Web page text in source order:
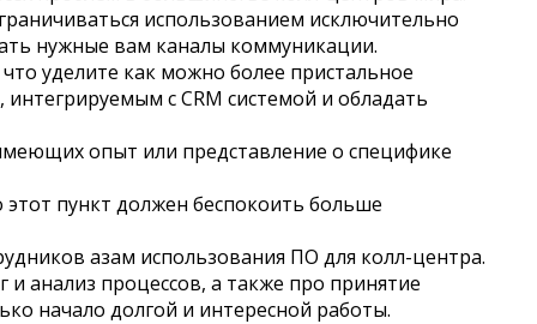
использованием исключительно
нужные вам каналы коммуникации.
уделите как можно более пристальное
с CRM системой и обладать
опыт или представление о специфике
пункт должен беспокоить больше
азам использования ПО для колл-центра.
анализ процессов, а также про принятие
начало долгой и интересной работы.